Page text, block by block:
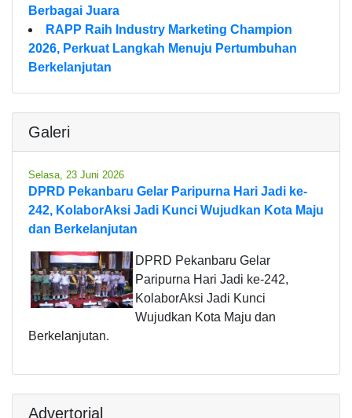
Berbagai Juara
RAPP Raih Industry Marketing Champion
2026, Perkuat Langkah Menuju Pertumbuhan
Berkelanjutan
Galeri
Selasa, 23 Juni 2026
DPRD Pekanbaru Gelar Paripurna Hari Jadi ke-
242, KolaborAksi Jadi Kunci Wujudkan Kota Maju
dan Berkelanjutan
DPRD Pekanbaru Gelar
Paripurna Hari Jadi ke-242,
KolaborAksi Jadi Kunci
Wujudkan Kota Maju dan
Berkelanjutan.
Advertorial